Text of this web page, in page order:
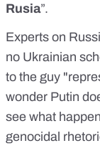
Rusia”.
Experts on
no Ukrainian
to the guy
wonder Putin
see what
genocidal